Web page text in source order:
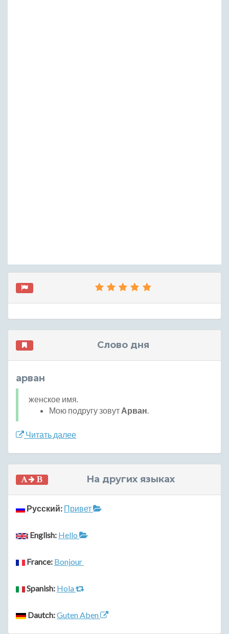
Слово дня
арван
женское имя.
Мою подругу зовут Арван.
Читать далее
На других языках
Русский: Привет
English: Hello
France: Bonjour
Spanish: Hola
Dautch:Guten Aben